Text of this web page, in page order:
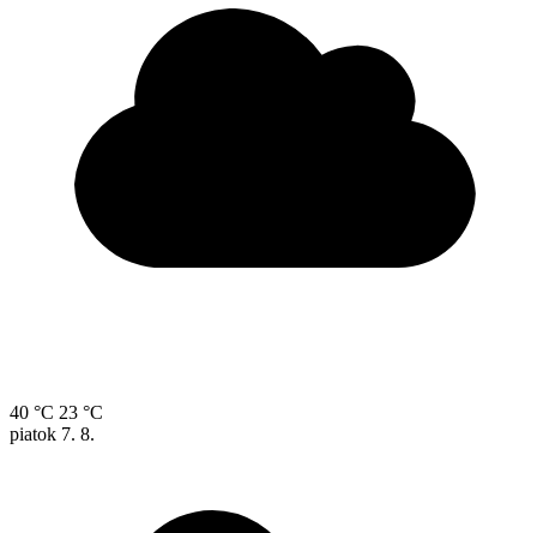
40 °C 23 °C
piatok 7. 8.